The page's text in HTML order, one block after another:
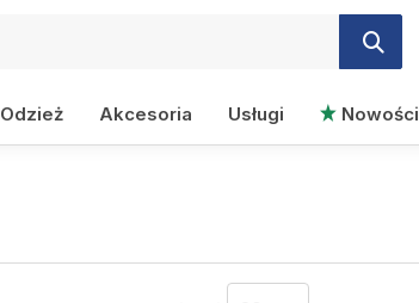
Odzież Akcesoria Usługi Nowości